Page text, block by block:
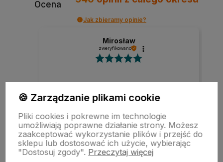
Ocena
Jak zbieramy opinie?
Mirosław
zweryfikowano
Szybka realizacja zamówienia.
w tym miesiącu
🍪 Zarządzanie plikami cookie
Pliki cookies i pokrewne im technologie
umożliwiają poprawne działanie strony. Możesz
zaakceptować wykorzystanie plików i przejść do
sklepu lub dostosować ich użycie, wybierając
"Dostosuj zgody". Przeczytaj więcej